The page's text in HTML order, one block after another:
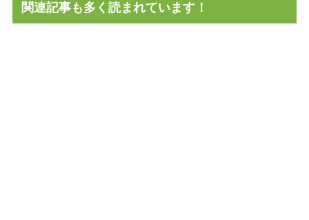
関連記事も多く読まれています！